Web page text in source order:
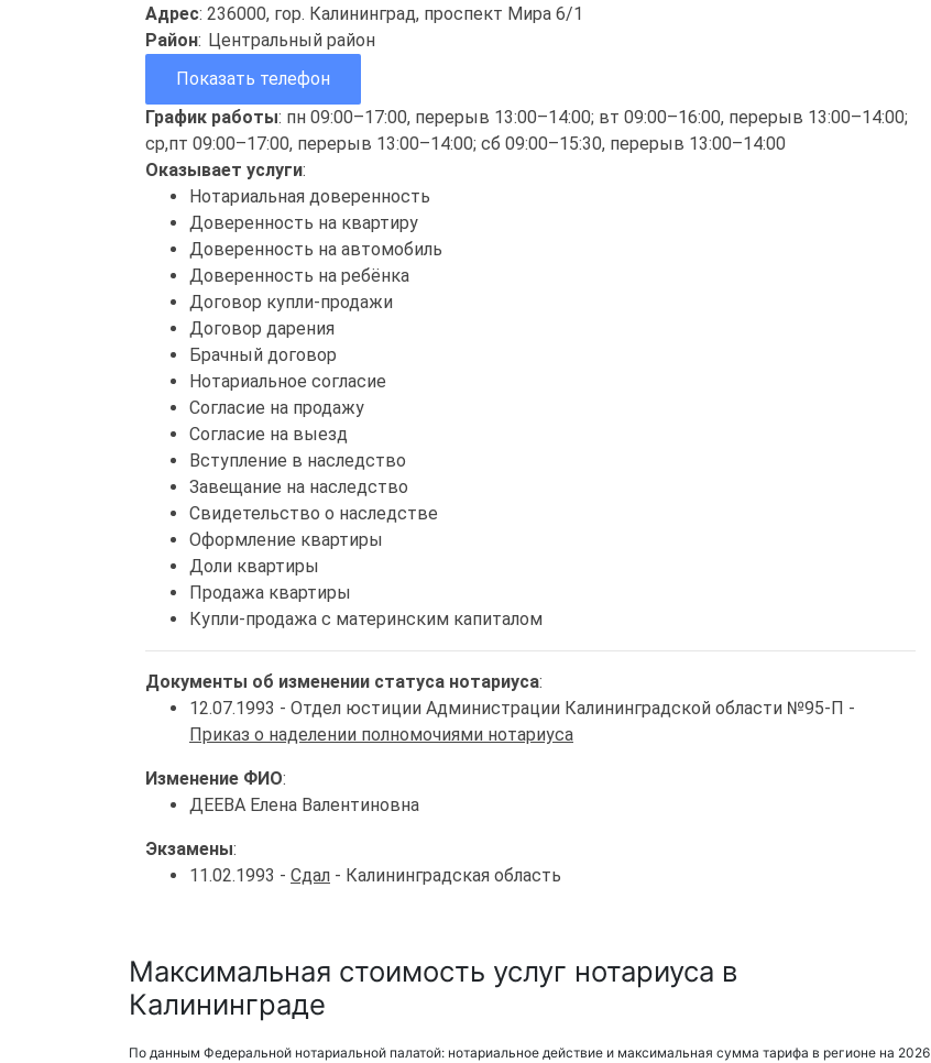
Адрес: 236000, гор. Калининград, проспект Мира 6/1
Район: Центральный район
Показать телефон
График работы: пн 09:00–17:00, перерыв 13:00–14:00; вт 09:00–16:00, перерыв 13:00–14:00;
ср,пт 09:00–17:00, перерыв 13:00–14:00; сб 09:00–15:30, перерыв 13:00–14:00
Оказывает услуги:
Нотариальная доверенность
Доверенность на квартиру
Доверенность на автомобиль
Доверенность на ребёнка
Договор купли-продажи
Договор дарения
Брачный договор
Нотариальное согласие
Согласие на продажу
Согласие на выезд
Вступление в наследство
Завещание на наследство
Свидетельство о наследстве
Оформление квартиры
Доли квартиры
Продажа квартиры
Купли-продажа с материнским капиталом
Документы об изменении статуса нотариуса:
12.07.1993 - Отдел юстиции Администрации Калининградской области №95-П -
Приказ о наделении полномочиями нотариуса
Изменение ФИО:
ДЕЕВА Елена Валентиновна
Экзамены:
11.02.1993 - Сдал - Калининградская область
Максимальная стоимость услуг нотариуса в
Калининграде
По данным Федеральной нотариальной палатой: нотариальное действие и максимальная сумма тарифа в регионе на 2026